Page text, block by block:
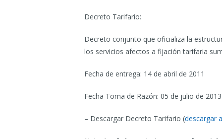
Decreto Tarifario:
Decreto conjunto que oficializa la
los servicios afectos a fijación tarifaria
Fecha de entrega: 14 de abril de 2011
Fecha Toma de Razón: 05 de julio de 2013
– Descargar Decreto Tarifario (descargar